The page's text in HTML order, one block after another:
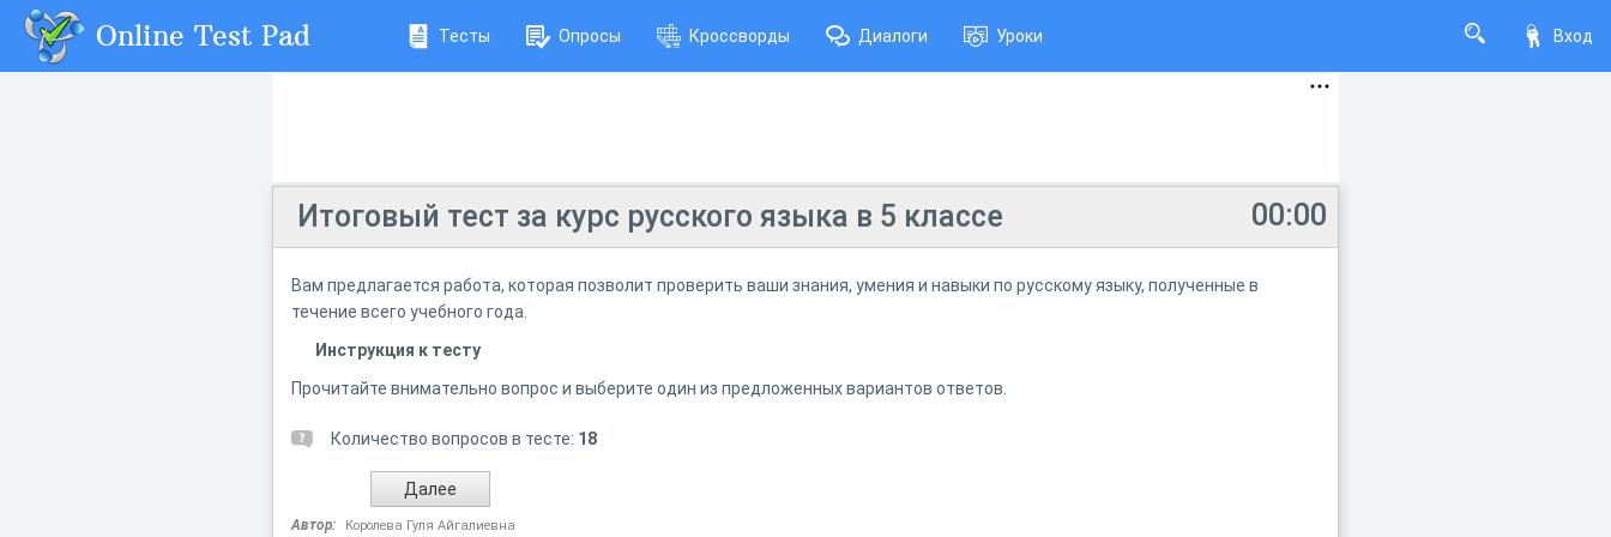
Вход
Online Test Pad Тесты Опросы Кроссворды Диалоги Уроки
00:00
Итоговый тест за курс русского языка в 5 классе
Вам предлагается работа, которая позволит проверить ваши знания, умения и навыки по русскому языку, полученные в
течение всего учебного года.
Инструкция к тесту
Прочитайте внимательно вопрос и выберите один из предложенных вариантов ответов.
Количество вопросов в тесте: 18
Автор: Королева Гуля Айгалиевна